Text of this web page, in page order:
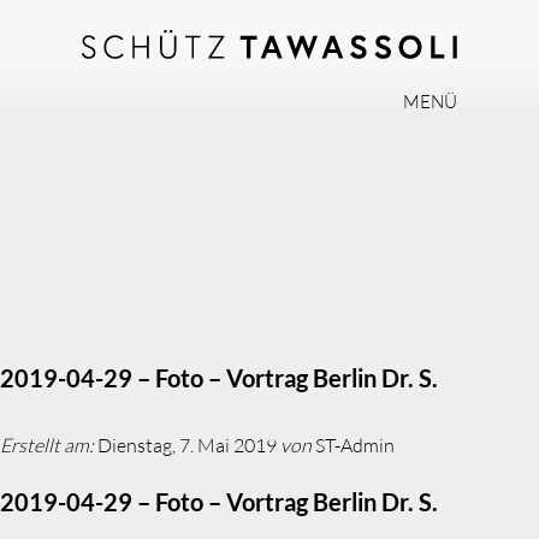
AKTUELLES
MENÜ
2019-04-29 – Foto – Vortrag Berlin Dr. S.
Erstellt am:Dienstag, 7. Mai 2019 vonST-Admin
2019-04-29 – Foto – Vortrag Berlin Dr. S.